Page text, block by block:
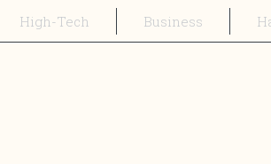
High-Tech Business